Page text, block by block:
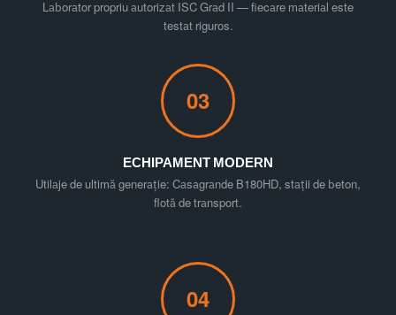
Laborator propriu autorizat ISC Grad II — fiecare material este
testat riguros.
03
ECHIPAMENT MODERN
Utilaje de ultimă generație: Casagrande B180HD, stații de beton,
flotă de transport.
04